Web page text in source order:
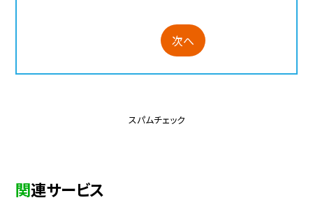
次へ
スパムチェック
関連サービス